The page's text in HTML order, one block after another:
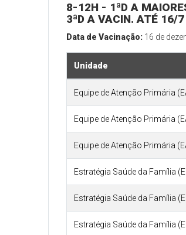
8-12H - 1ªD A
3ªD A VACIN. ATÉ 16/
Data de Vacinação: 16 de
Unidade
Equipe de Atenção Primária
Equipe de Atenção Primária
Equipe de Atenção Primária
Estratégia Saúde da Família
Estratégia Saúde da Família
Estratégia Saúde da Família